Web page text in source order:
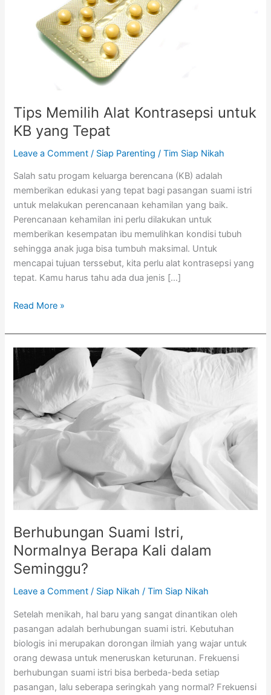
Tips Memilih Alat Kontrasepsi untuk
KB yang Tepat
Leave a Comment / Siap Parenting /Tim Siap Nikah
Salah satu progam keluarga berencana (KB) adalah
memberikan edukasi yang tepat bagi pasangan suami istri
untuk melakukan perencanaan kehamilan yang baik.
Perencanaan kehamilan ini perlu dilakukan untuk
memberikan kesempatan ibu memulihkan kondisi tubuh
sehingga anak juga bisa tumbuh maksimal. Untuk
mencapai tujuan terssebut, kita perlu alat kontrasepsi yang
tepat. Kamu harus tahu ada dua jenis […]
Read More »
Berhubungan Suami Istri,
Normalnya Berapa Kali dalam
Seminggu?
Leave a Comment / Siap Nikah /Tim Siap Nikah
Setelah menikah, hal baru yang sangat dinantikan oleh
pasangan adalah berhubungan suami istri. Kebutuhan
biologis ini merupakan dorongan ilmiah yang wajar untuk
orang dewasa untuk meneruskan keturunan. Frekuensi
berhubungan suami istri bisa berbeda-beda setiap
pasangan, lalu seberapa seringkah yang normal? Frekuensi
Berhubungan
Suami
Istri,
Normalnya
Berapa
Kali
dalam